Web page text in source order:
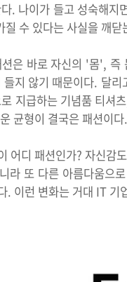
. 나이가 들고 성숙해
수 있다는 사실을 깨
은 바로 자신의 '몸',
지 않기 때문이다. 달
지급하는 기념품 티셔
균형이 결국은 패션이다.
어디 패션인가? 자신감
라 또 다른 아름다움으
. 이런 변화는 거대 IT 기